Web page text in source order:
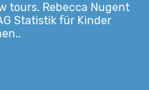
tours. Rebecca Nugent
Statistik für Kinder